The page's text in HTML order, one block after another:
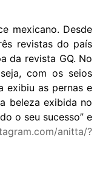
mexicano. Desde
revistas do país
da revista GQ. No
com os seios
exibiu as pernas e
beleza exibida no
o seu sucesso” e
anitta/?